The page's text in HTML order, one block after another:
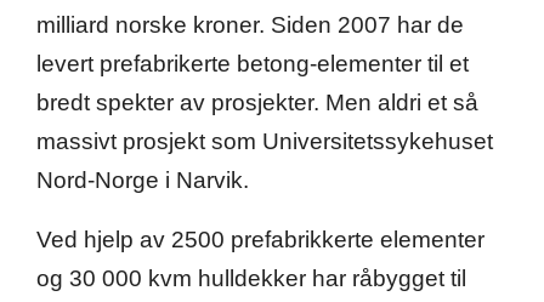
milliard norske kroner. Siden 2007 har de
levert prefabrikerte betong-elementer til et
bredt spekter av prosjekter. Men aldri et så
massivt prosjekt som Universitetssykehuset
Nord-Norge i Narvik.
Ved hjelp av 2500 prefabrikkerte elementer
og 30 000 kvm hulldekker har råbygget til